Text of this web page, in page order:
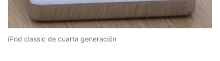
iPod classic de cuarta generación